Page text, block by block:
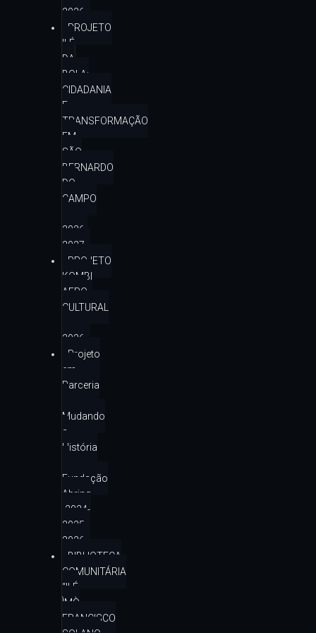
2026
PROJETO
ILÉ
DA
BOLA:
CIDADANIA
E
TRANSFORMAÇÃO
EM
SÃO
BERNARDO
DO
CAMPO
2026-
2027
PROJETO
KOMBI
AFRO
CULTURAL
2026
Projeto
em
Parceria
Mudando
a
História
Fundação
Abrinq
-2024-
2025-
2026
BIBLIOTECA
COMUNITÁRIA
“ILÉ
ÌMÒ
FRANCISCO